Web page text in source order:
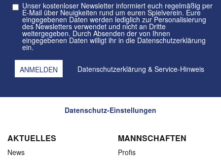
Unser kostenloser Newsletter informiert euch regelmäßig per
E-Mail über Neuigkeiten rund um euren Spielverein. Eure
eingegebenen Daten werden lediglich zur Personalisierung
des Newsletters verwendet und nicht an Dritte
weitergegeben. Durch Absenden der von Ihnen
eingegebenen Daten willigt ihr in die Datenschutzerklärung
ein.
Datenschutzerklärung & Service-Hinweis
Datenschutz-Einstellungen
AKTUELLES
News
MANNSCHAFTEN
Profis